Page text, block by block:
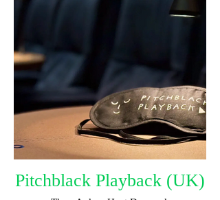
Pitchblack Playback (UK)